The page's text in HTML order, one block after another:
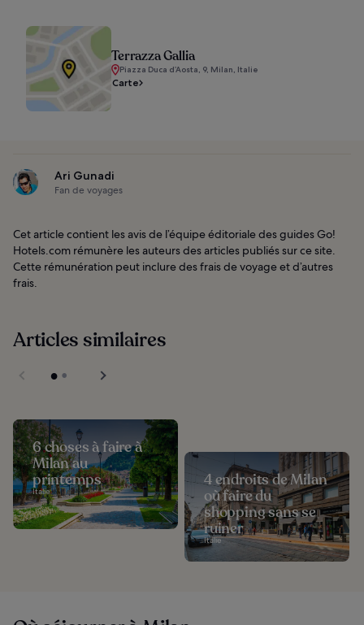
Terrazza Gallia
Piazza Duca d’Aosta, 9, Milan, Italie
Carte
Ari Gunadi
Fan de voyages
Cet article contient les avis de l’équipe éditoriale des guides Go!
Hotels.com rémunère les auteurs des articles publiés sur ce site.
Cette rémunération peut inclure des frais de voyage et d’autres
frais.
Articles similaires
6 choses à faire à
Milan au
printemps
Italie
4 endroits de Milan
où faire du
shopping sans se
ruiner
Italie